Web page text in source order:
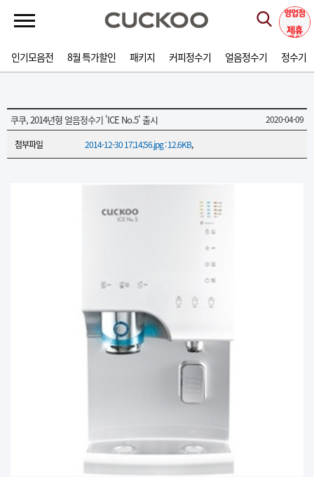
인기모음전 8월 특가할인 패키지 커피정수기 얼음정수기 정수기
쿠쿠, 2014년형 얼음정수기 'ICE No.5' 출시 2020-04-09
첨부파일 2014-12-30 17;14;56.jpg : 12.6KB,